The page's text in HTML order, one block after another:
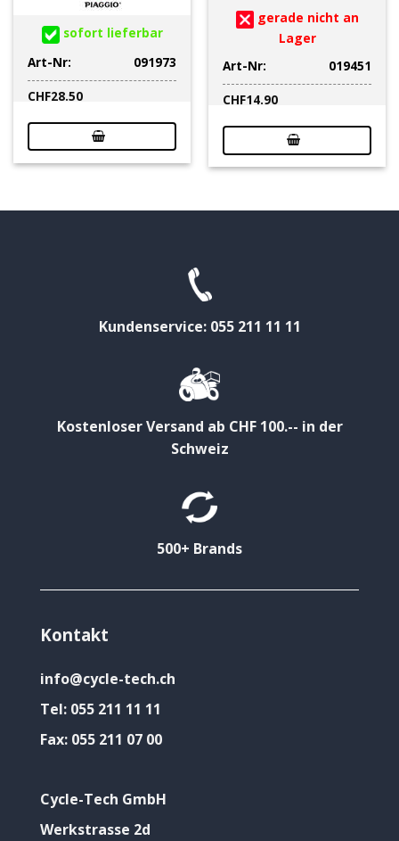
sofort lieferbar
Art-Nr:
091973
CHF28.50
gerade nicht an
Lager
Art-Nr:
019451
CHF14.90
Kundenservice: 055 211 11 11
Kostenloser Versand ab CHF 100.-- in der
Schweiz
500+ Brands
Kontakt
info@cycle-tech.ch
Tel: 055 211 11 11
Fax: 055 211 07 00
Cycle-Tech GmbH
Werkstrasse 2d